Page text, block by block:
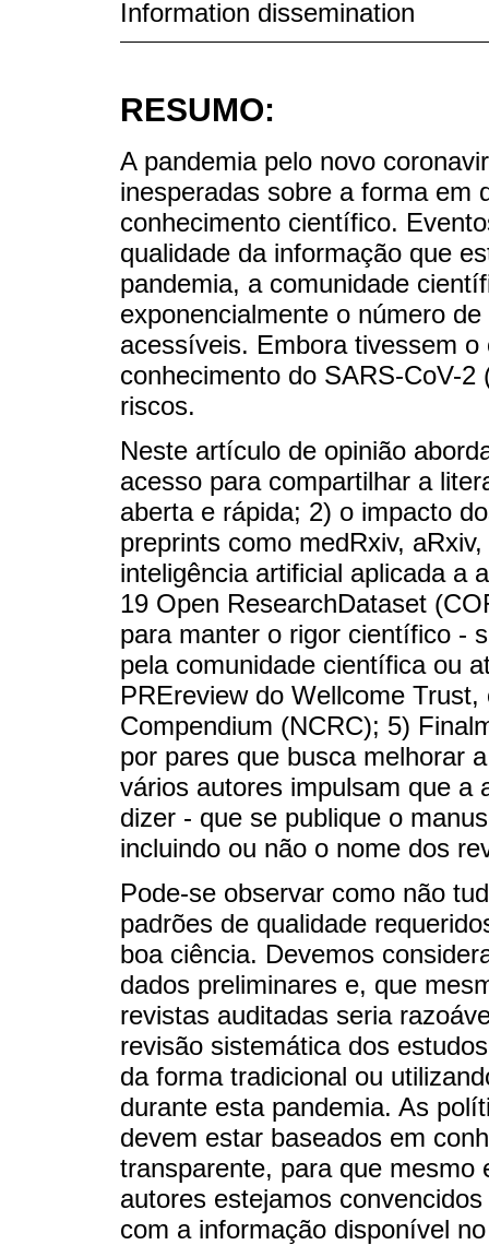
Information dissemination
RESUMO:
A pandemia pelo novo
inesperadas sobre a forma em
conhecimento científico.
qualidade da informação que
pandemia, a comunidade
exponencialmente o número
acessíveis. Embora tivessem
conhecimento do SARS-CoV-
riscos.
Neste artículo de opinião
acesso para compartilhar a
aberta e rápida; 2) o impacto
preprints como medRxiv,
inteligência artificial aplicada a
19 Open ResearchDataset
para manter o rigor científico -
pela comunidade científica ou
PREreview do Wellcome
Compendium (NCRC); 5)
por pares que busca melhorar
vários autores impulsam que a
dizer - que se publique o
incluindo ou não o nome dos
Pode-se observar como não
padrões de qualidade
boa ciência. Devemos
dados preliminares e, que
revistas auditadas seria
revisão sistemática dos
da forma tradicional ou
durante esta pandemia. As
devem estar baseados em
transparente, para que
autores estejamos
com a informação disponível